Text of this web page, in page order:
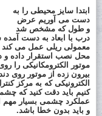
ابتدا سایز محیطی را به
دست می آوریم عرض
و طول که مشخص شد
درب با ابعاد به دست
معمولی ریلی عمل می کند
محل نصب استقرار داده
موتور الکترومکانیکی
بیرون زده از موتور روی
الکترونیکی که به مرکز
کنیم باید دقت کنید که
عملکرد چشمی بسیار
و باید بدون خطا باشد.